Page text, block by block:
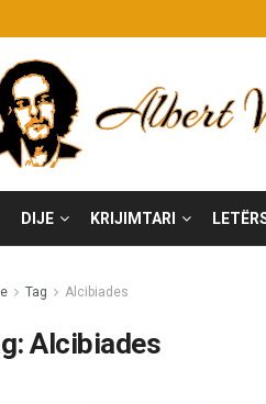
DIJE KRIJIMTARI
Tag Alcibiades
Alcibiades